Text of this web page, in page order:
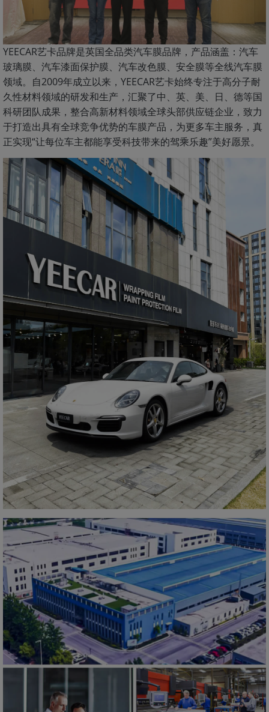
YEECAR艺卡品牌是英国全品类汽车膜品牌，产品涵盖：汽车
玻璃膜、汽车漆面保护膜、汽车改色膜、安全膜等全线汽车膜
领域。自2009年成立以来，YEECAR艺卡始终专注于高分子耐
久性材料领域的研发和生产，汇聚了中、英、美、日、德等国
科研团队成果，整合高新材料领域全球头部供应链企业，致力
于打造出具有全球竞争优势的车膜产品，为更多车主服务，真
正实现“让每位车主都能享受科技带来的驾乘乐趣”美好愿景。